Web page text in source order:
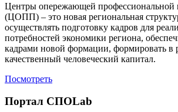
Центры опережающей профессиональной
(ЦОПП) – это новая региональная
осуществлять подготовку кадров для
потребностей экономики региона,
кадрами новой формации, формировать в
качественный человеческий капитал.
Посмотреть
Портал СПОLab